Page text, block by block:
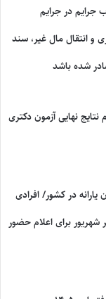
جرایم در جرایم
و انتقال مال غیر، سند
شده باشد
نهایی آزمون دکتری
یارانه در کشور/ افرادی
شهریور برای اعلام حضور